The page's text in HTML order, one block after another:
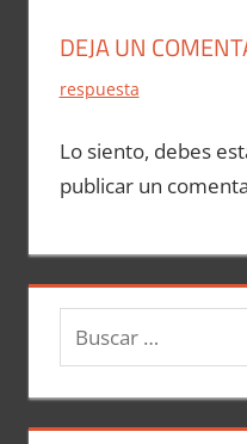
DEJA UN
respuesta
Lo siento, debes
publicar un
u
s
c